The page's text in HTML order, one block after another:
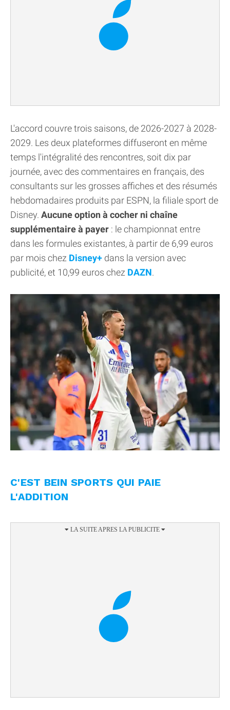
L'accord couvre trois saisons, de 2026-2027 à 2028-
2029. Les deux plateformes diffuseront en même
temps l'intégralité des rencontres, soit dix par
journée, avec des commentaires en français, des
consultants sur les grosses affiches et des résumés
hebdomadaires produits par ESPN, la filiale sport de
Disney. Aucune option à cocher ni chaîne
supplémentaire à payer : le championnat entre
dans les formules existantes, à partir de 6,99 euros
par mois chez Disney+ dans la version avec
publicité, et 10,99 euros chez DAZN.
C'EST BEIN SPORTS QUI PAIE
L'ADDITION